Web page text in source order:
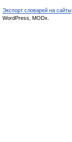
Экспорт словарей на сайты
WordPress, MODx.